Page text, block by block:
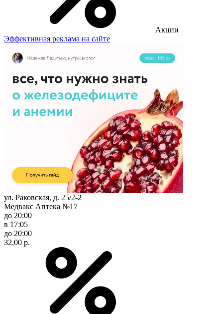
Акции
Эффективная реклама на сайте
ул. Раковская, д. 25/2-2
Медвакс Аптека №17
до 20:00
в 17:05
до 20:00
32,00 р.